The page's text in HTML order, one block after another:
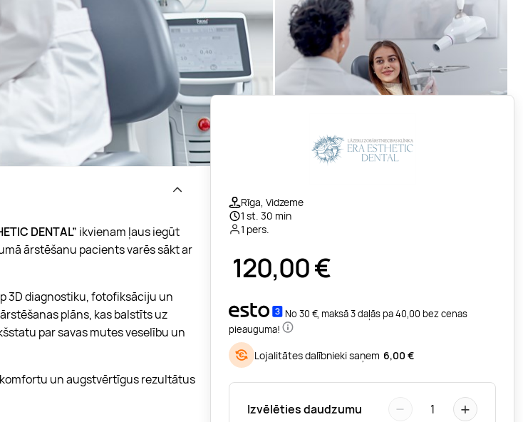
Rīga, Vidzeme
1 st. 30 min
1 pers.
120,00€
No 30 €, maksā 3 daļās pa 40,00 bez cenas
pieauguma!
Lojalitātes dalībnieki saņem 6,00 €
Izvēlēties daudzumu − 1 +
DENTAL” ikvienam ļaus iegūt
ārstēšanu pacients varēs sākt ar
3D diagnostiku, fotofiksāciju un
plāns, kas balstīts uz
par savas mutes veselību un
un augstvērtīgus rezultātus